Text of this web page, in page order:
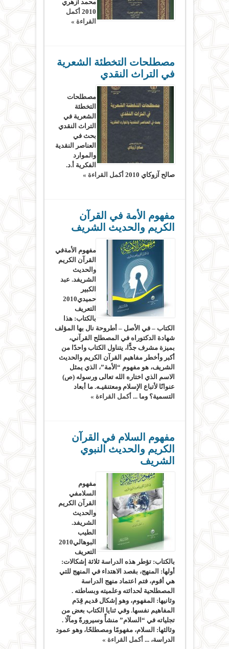
محمد أزهري
2010 أكمل
القراءة »
مصطلحات التخطئة الشعرية
في التراث النقدي
مصطلحات
التخطئة
الشعرية في
التراث النقدي
بحث في
العناصر النقدية
والموارد
الفكرية أ.د.
صالح آزوكاي 2010
أكمل القراءة »
مفهوم الأمة في القرآن
الكريم والحديث الشريف
مفهوم الأمةفي
القرآن الكريم
والحديث
الشريفد. عبد
الكبير
حميدي2010
التعريف
بالكتاب: هذا
الكتاب – في الأصل – أطروحة نال بها المؤلف
شهادة الدكتوراه في المصطلح القرآني،
بميزة مشرف جدًّا، يتناول الكتاب واحدًا من
أكبر وأخطر مفاهيم القرآن الكريم والحديث
الشريف، هو مفهوم “الأمة”، الذي يمثل
الاسم الذي اختاره الله تعالى ورسوله (ص)
عنوانًا لأتباع الإسلام ومعتنقيـه. ما أبعاد
التسمية؟ وما ... أكمل القراءة »
مفهوم السلام في القرآن
الكريم والحديث النبوي
الشريف
مفهوم
السلامفي
القرآن الكريم
والحديث
الشريفد.
الطيب
البوهالي2010
التعريف
بالكتاب: تؤطر هذه الدراسة ثلاثة إشكالات:
أولها: المنهج، بقصد الاهتداء في المنهج للتي
هي أقوم، فتم اعتماد منهج الدراسة
المصطلحية لحداثته وعلميته وبساطته .
وثانيها: المفهوم، وهو إشكال قديم قِدَم
المفاهيم نفسها. وفي ثنايا الكتاب بعض من
تجلياته في “السلام” منشأً وسيرورةً ومآلًا .
وثالثها: السلام، مفهومًا ومصطلحًا، وهو عمود
الدراسة، ... أكمل القراءة »